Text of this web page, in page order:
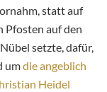
statt auf
Pfosten auf den
setzte, dafür,
umdie angeblich
Heidel